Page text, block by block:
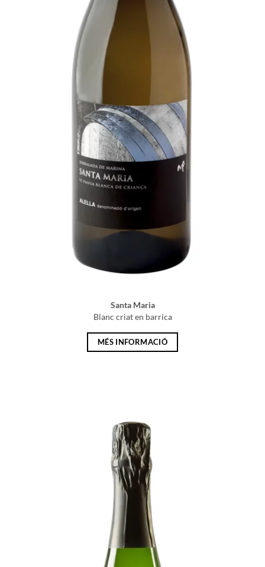
Santa Maria
Blanc criat en barrica
MÉS INFORMACIÓ